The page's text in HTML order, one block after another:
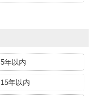
5年以内
15年以内